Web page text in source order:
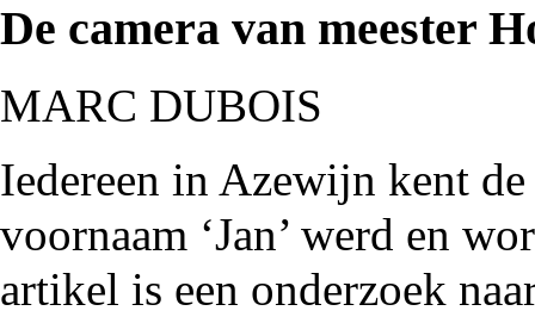
De camera van meester
MARC DUBOIS
Iedereen in Azewijn kent
voornaam ‘Jan’ werd en
artikel is een onderzoek